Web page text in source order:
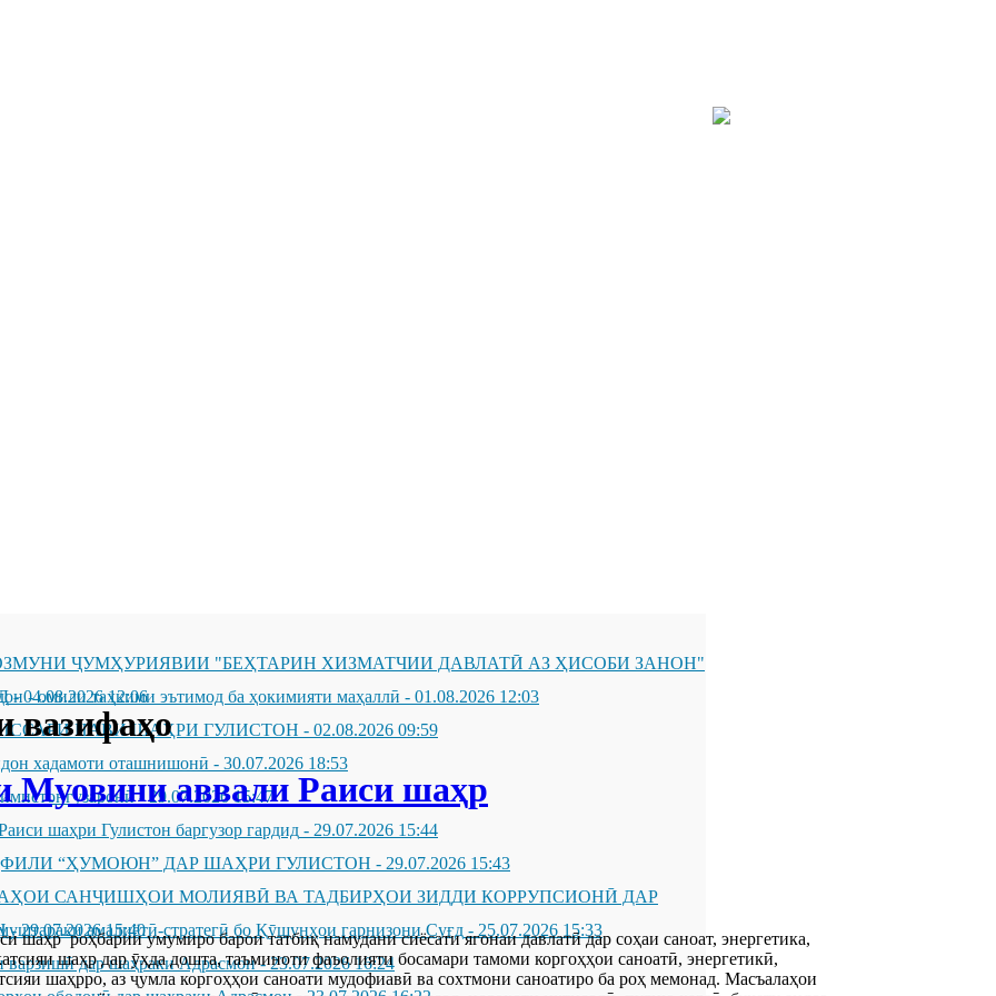
ҶУМҲУРИЯВИИ "БЕҲТАРИН ХИЗМАТЧИИ ДАВЛАТӢ АЗ ҲИСОБИ ЗАНОН"
-04.08.2026 12:06
- омили таҳкими эътимод ба ҳокимияти маҳаллӣ - 01.08.2026 12:03
НАВИ ШАҲРИ ГУЛИСТОН - 02.08.2026 09:59
хадамоти оташнишонӣ - 30.07.2026 18:53
-29.07.2026 15:47
шаҳри Гулистон баргузор гардид - 29.07.2026 15:44
“ҲУМОЮН” ДАР ШАҲРИ ГУЛИСТОН - 29.07.2026 15:43
САНҶИШҲОИ МОЛИЯВӢ ВА ТАДБИРҲОИ ЗИДДИ КОРРУПСИОНӢ ДАР
-29.07.2026 15:40амалиётӣ-стратегӣ бо Қӯшунҳои гарнизони Суғд - 25.07.2026 15:33
варзишӣ дар шаҳраки Адрасмон-23.07.2026 16:24
вазифаҳо
Муовини аввали Раиси шаҳр
шаҳр роҳбарии умумиро барои татбиқ намудани сиёсати ягонаи давлатӣ дар соҳаи саноат, энергетика,
шаҳр дар ӯҳда дошта, таъминоти фаъолияти босамари тамоми коргоҳҳои саноатӣ, энергетикӣ,
шаҳрро, аз ҷумла коргоҳҳои саноати мудофиавӣ ва сохтмони саноатиро ба роҳ мемонад. Масъалаҳои